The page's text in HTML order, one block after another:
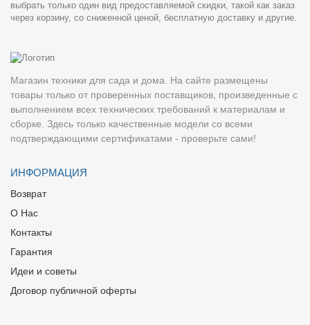
выбрать только один вид предоставляемой скидки, такой как заказ
через корзину, со сниженной ценой, бесплатную доставку и другие.
Магазин техники для сада и дома. На сайте размещены
товары только от проверенных поставщиков, произведенные с
выполнением всех технических требований к материалам и
сборке. Здесь только качественные модели со всеми
подтверждающими сертификатами - проверьте сами!
ИНФОРМАЦИЯ
Возврат
О Нас
Контакты
Гарантия
Идеи и советы
Договор публичной оферты